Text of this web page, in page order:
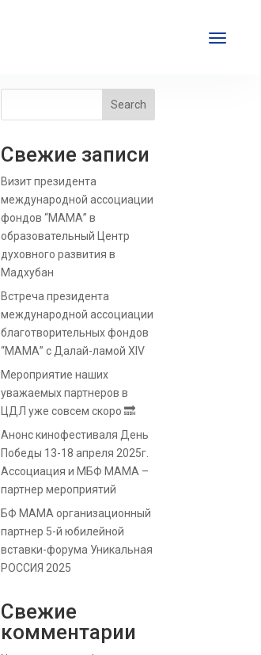
Search
Свежие записи
Визит президента
международной ассоциации
фондов “МАМА” в
образовательный Центр
духовного развития в
Мадхубан
Встреча президента
международной ассоциации
благотворительных фондов
“МАМА” с Далай-ламой XIV
Мероприятие наших
уважаемых партнеров в
ЦДЛ уже совсем скоро 🔜
Анонс кинофестиваля День
Победы 13-18 апреля 2025г.
Ассоциация и МБФ МАМА –
партнер мероприятий
БФ МАМА организационный
партнер 5-й юбилейной
вставки-форума Уникальная
РОССИЯ 2025
Свежие
комментарии